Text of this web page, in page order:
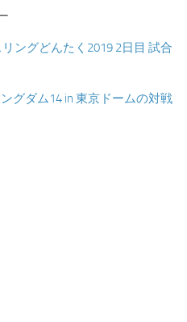
ングどんたく2019 2日目 試合
グダム14 in 東京ドームの対戦